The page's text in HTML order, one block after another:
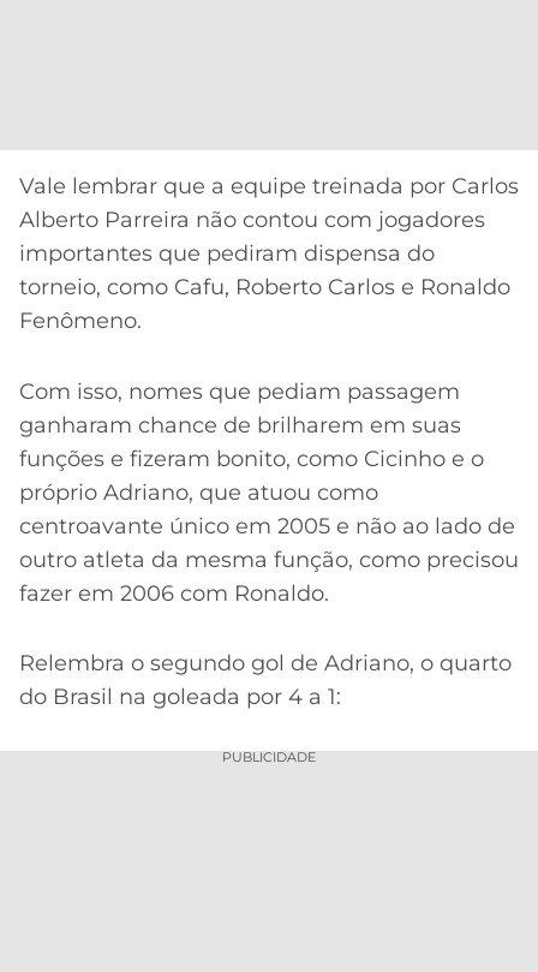
Vale lembrar que a equipe treinada por Carlos
Alberto Parreira não contou com jogadores
importantes que pediram dispensa do
torneio, como Cafu, Roberto Carlos e Ronaldo
Fenômeno.
Com isso, nomes que pediam passagem
ganharam chance de brilharem em suas
funções e fizeram bonito, como Cicinho e o
próprio Adriano, que atuou como
centroavante único em 2005 e não ao lado de
outro atleta da mesma função, como precisou
fazer em 2006 com Ronaldo.
Relembra o segundo gol de Adriano, o quarto
do Brasil na goleada por 4 a 1:
PUBLICIDADE